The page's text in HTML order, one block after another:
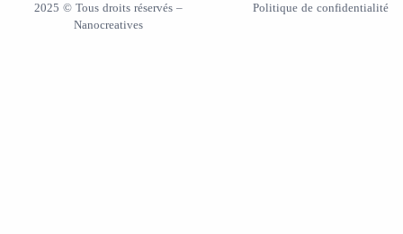
2025 © Tous droits réservés –
Nanocreatives
Politique de confidentialité